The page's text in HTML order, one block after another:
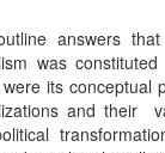
answers
was
its conceptual
and their